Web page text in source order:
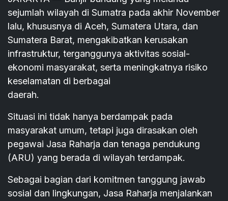
sejumlah wilayah di Sumatra pada akhir November
lalu, khususnya di Aceh, Sumatera Utara, dan
Sumatera Barat, mengakibatkan kerusakan
infrastruktur, terganggunya aktivitas sosial-
ekonomi masyarakat, serta meningkatnya risiko
keselamatan di berbagai
daerah.
Situasi ini tidak hanya berdampak pada
masyarakat umum, tetapi juga dirasakan oleh
pegawai Jasa Raharja dan tenaga pendukung
(ARU) yang berada di wilayah terdampak.
Sebagai bagian dari komitmen tanggung jawab
sosial dan lingkungan, Jasa Raharja menjalankan